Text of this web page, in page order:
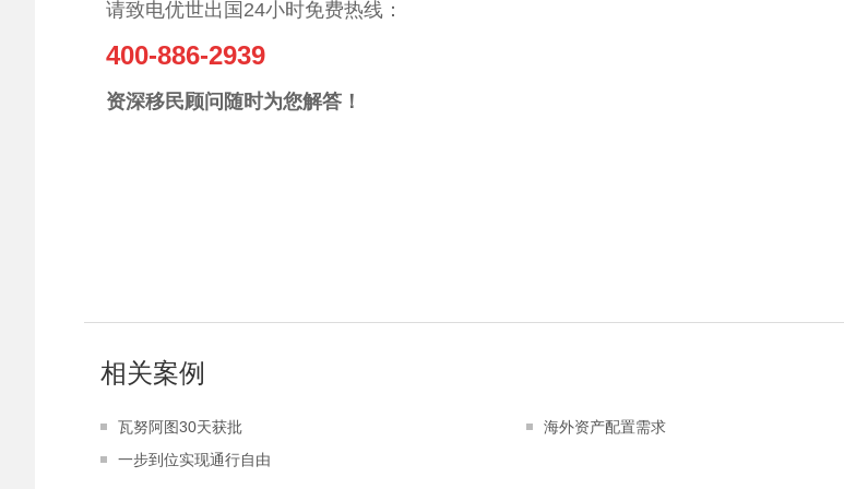
请致电优世出国24小时免费热线：
400-886-2939
资深移民顾问随时为您解答！
相关案例
瓦努阿图30天获批
海外资产配置需求
一步到位实现通行自由